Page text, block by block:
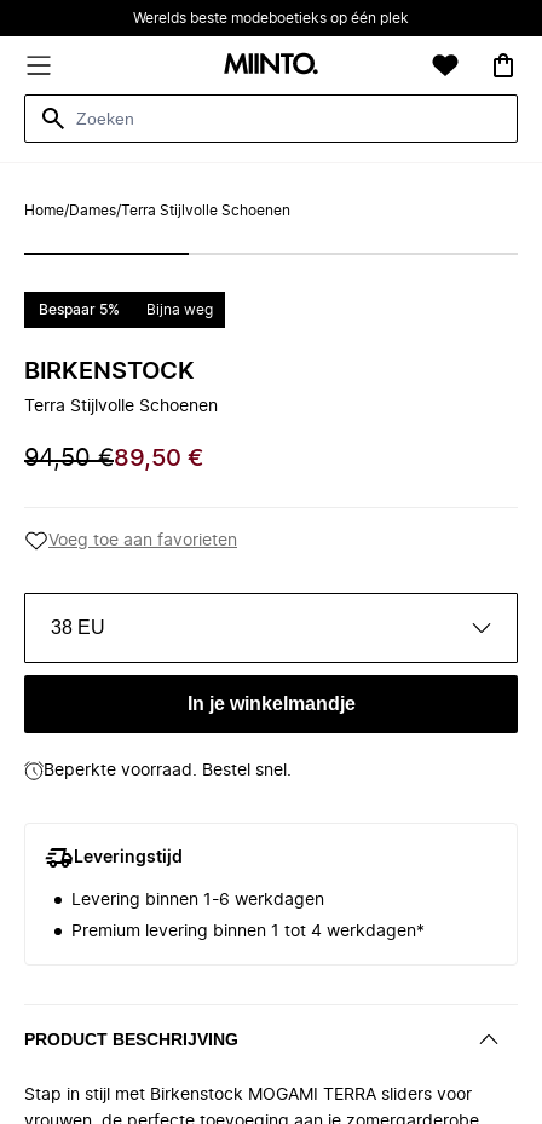
Werelds beste modeboetieks op één plek
Home/Dames/Terra Stijlvolle Schoenen
Bespaar 5% Bijna weg
BIRKENSTOCK
Terra Stijlvolle Schoenen
94,50 €89,50 €
Voeg toe aan favorieten
38 EU
In je winkelmandje
Beperkte voorraad. Bestel snel.
Leveringstijd
Levering binnen 1-6 werkdagen
Premium levering binnen 1 tot 4 werkdagen*
PRODUCT BESCHRIJVING
Stap in stijl met Birkenstock MOGAMI TERRA sliders voor